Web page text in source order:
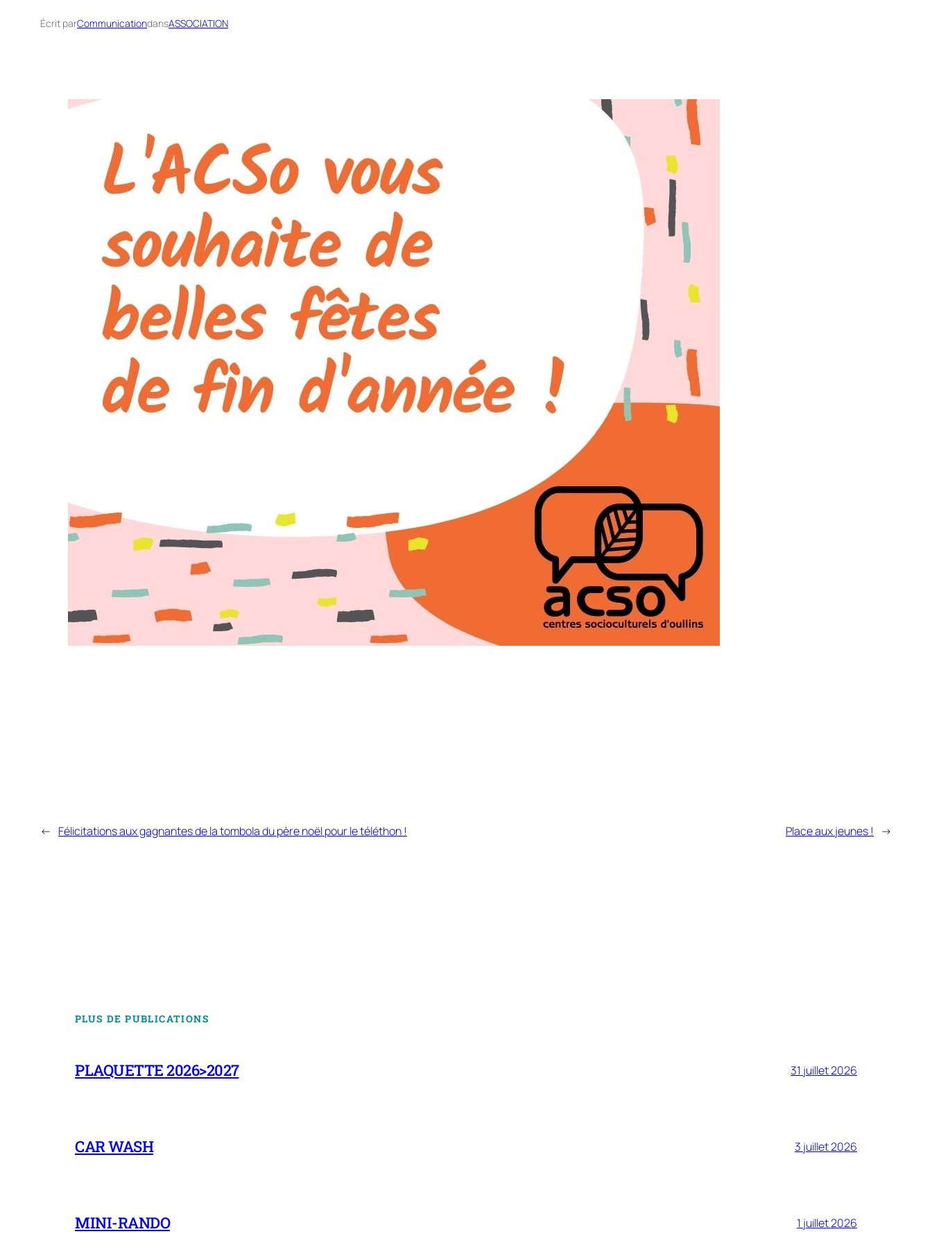
Écrit parCommunicationdansASSOCIATION
← Félicitations aux gagnantes de la tombola du père noël pour le téléthon ! Place aux jeunes ! →
PLUS DE PUBLICATIONS
PLAQUETTE 2026>2027 31 juillet 2026
CAR WASH 3 juillet 2026
MINI-RANDO 1 juillet 2026